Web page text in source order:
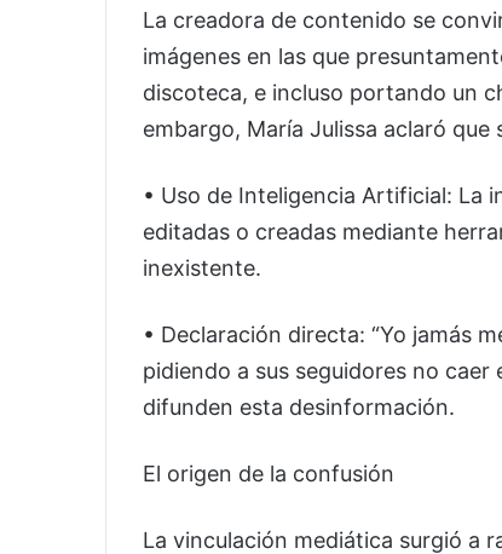
La creadora de contenido se
imágenes en las que
discoteca, e incluso portando un
embargo, María Julissa aclaró
• Uso de Inteligencia Artificial: La
editadas o creadas mediante
inexistente.
• Declaración directa: “Yo jamás
pidiendo a sus seguidores no
difunden esta desinformación.
El origen de la confusión
La vinculación mediática surgió a